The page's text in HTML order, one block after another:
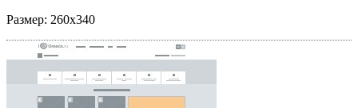
Размер: 260x340